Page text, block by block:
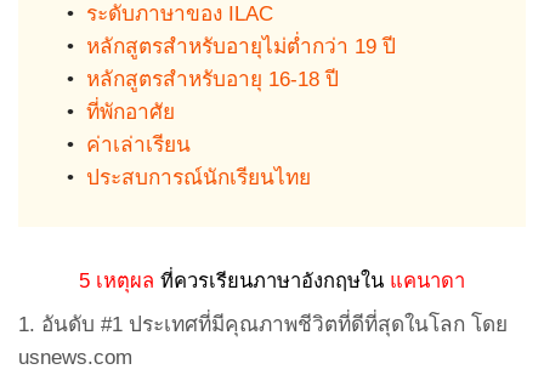
• ระดับภาษาของ ILAC
• หลักสูตรสำหรับอายุไม่ต่ำกว่า 19 ปี
• หลักสูตรสำหรับอายุ 16-18 ปี
• ที่พักอาศัย
• ค่าเล่าเรียน
• ประสบการณ์นักเรียนไทย
5 เหตุผล ที่ควรเรียนภาษาอังกฤษใน แคนาดา
1. อันดับ #1 ประเทศที่มีคุณภาพชีวิตที่ดีที่สุดในโลก โดย
usnews.com